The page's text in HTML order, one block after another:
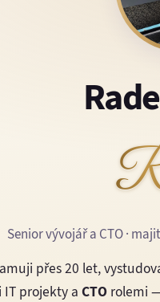
Senior vývojář a CTO ·
přes 20 let,
projekty a CTOrolemi